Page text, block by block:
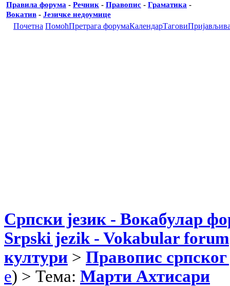
Правила форума - Речник - Правопис - Граматика -
Вокатив - Језичке недоумице
Почетна ПомоћПретрага форумаКалендарТагови
Српски језик - Вокабулар
Srpski jezik - Vokabular forum
култури > Правопис српског
e) > Тема: Марти Ахтисари